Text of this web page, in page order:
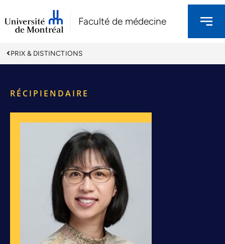
Faculté de médecine
PRIX & DISTINCTIONS
RÉCIPIENDAIRE